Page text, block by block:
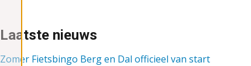
Laatste nieuws
Zomer Fietsbingo Berg en Dal officieel van start